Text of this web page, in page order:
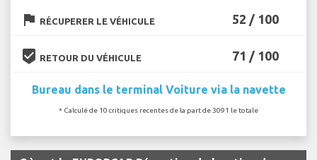
flag RÉCUPERER LE VÉHICULE 52 / 100
beenhere RETOUR DU VÉHICULE 71 / 100
Bureau dans le terminal Voiture via la navette
* Calculé de 10 critiques recentes de la part de 3091 le totale